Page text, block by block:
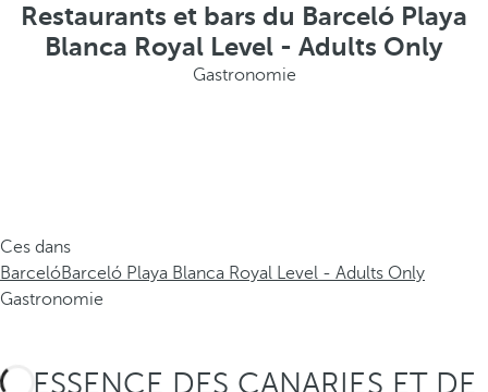
Restaurants et bars du Barceló Playa
Blanca Royal Level - Adults Only
Gastronomie
Ces dans
BarcelóBarceló Playa Blanca Royal Level - Adults Only
Gastronomie
L'ESSENCE DES CANARIES ET DE